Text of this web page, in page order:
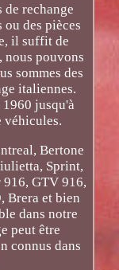
de rechange
des pièces
il suffit de
nous pouvons
sommes des
italiennes.
jusqu'à
véhicules.
Bertone
Sprint,
916, GTV 916,
Brera et bien
dans notre
peut être
connus dans